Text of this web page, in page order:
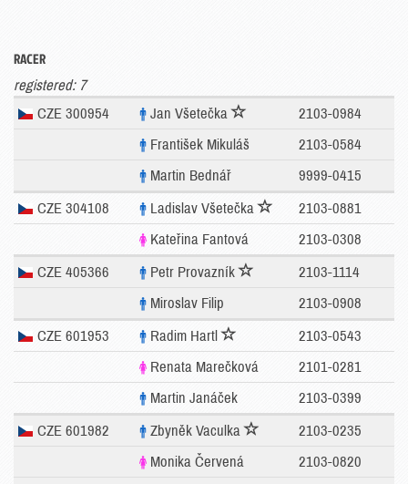
RACER
registered: 7
CZE 300954
Jan Všetečka
2103-0984
František Mikuláš
2103-0584
Martin Bednář
9999-0415
CZE 304108 Ladislav Všetečka
2103-0881
Kateřina Fantová
2103-0308
CZE 405366 Petr Provazník
2103-1114
Miroslav Filip
2103-0908
CZE 601953 Radim Hartl
2103-0543
Renata Marečková
2101-0281
Martin Janáček
2103-0399
CZE 601982 Zbyněk Vaculka
2103-0235
Monika Červená
2103-0820